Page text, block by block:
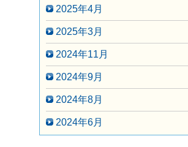
2025年4月
2025年3月
2024年11月
2024年9月
2024年8月
2024年6月